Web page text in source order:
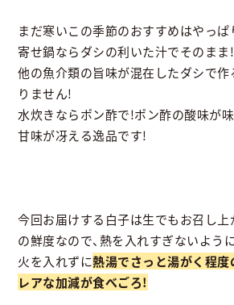
まだ寒いこの季節のおすすめはやっぱ
寄せ鍋ならダシの利いた汁でそのまま!
他の魚介類の旨味が混在したダシで作
りません!
水炊きならポン酢で!ポン酢の酸味が
甘味が冴える逸品です!
今回お届けする白子は生でもお召し
の鮮度なので、熱を入れすぎないよう
火を入れずに熱湯でさっと湯がく程
レアな加減が食べごろ!